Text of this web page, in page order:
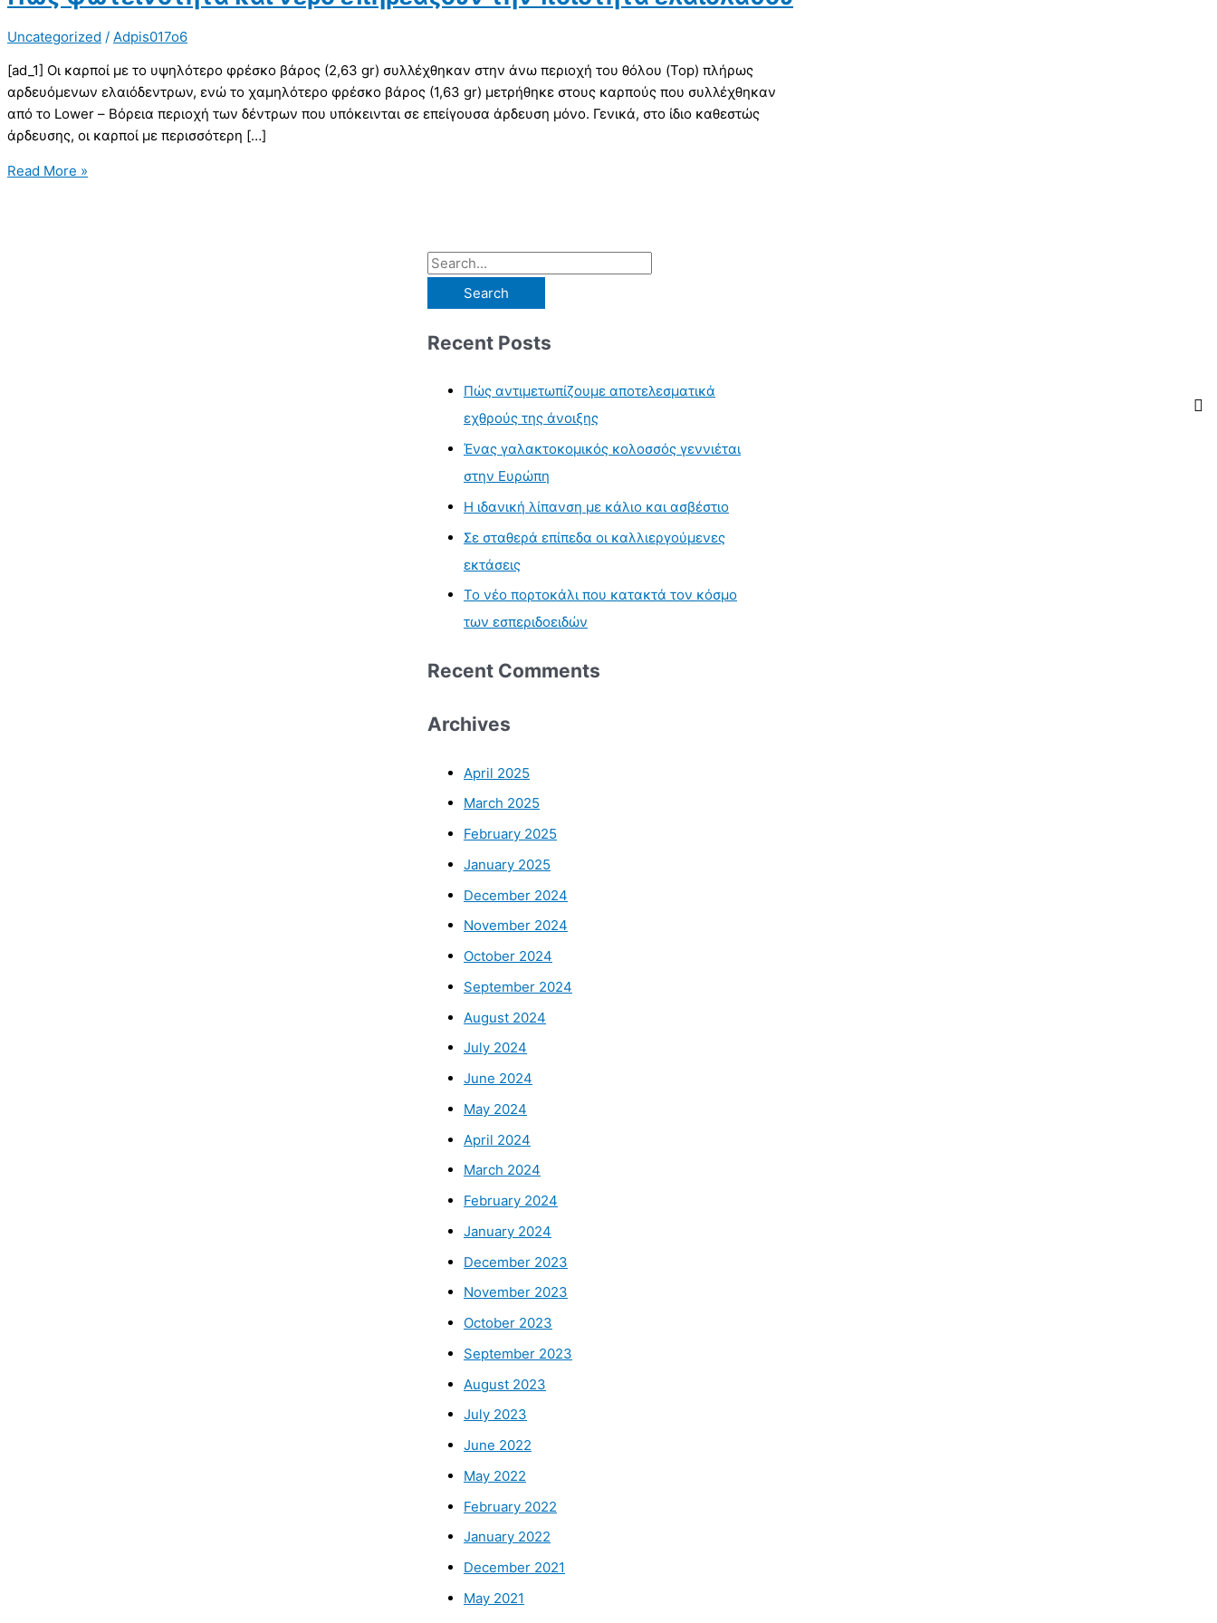
Uncategorized / Adpis017o6
[ad_1] Οι καρποί με το υψηλότερο φρέσκο βάρος (2,63 gr) συλλέχθηκαν στην άνω περιοχή του θόλου (Top) πλήρως
αρδευόμενων ελαιόδεντρων, ενώ το χαμηλότερο φρέσκο βάρος (1,63 gr) μετρήθηκε στους καρπούς που συλλέχθηκαν
από το Lower – Βόρεια περιοχή των δέντρων που υπόκεινται σε επείγουσα άρδευση μόνο. Γενικά, στο ίδιο καθεστώς
άρδευσης, οι καρποί με περισσότερη […]
Read More »
Recent Posts
Πώς αντιμετωπίζουμε αποτελεσματικά
εχθρούς της άνοιξης
Ένας γαλακτοκομικός κολοσσός γεννιέται
στην Ευρώπη
Η ιδανική λίπανση με κάλιο και ασβέστιο
Σε σταθερά επίπεδα οι καλλιεργούμενες
εκτάσεις
Το νέο πορτοκάλι που κατακτά τον κόσμο
των εσπεριδοειδών
Recent Comments
Archives
April 2025
March 2025
February 2025
January 2025
December 2024
November 2024
October 2024
September 2024
August 2024
July 2024
June 2024
May 2024
April 2024
March 2024
February 2024
January 2024
December 2023
November 2023
October 2023
September 2023
August 2023
July 2023
June 2022
May 2022
February 2022
January 2022
December 2021
May 2021